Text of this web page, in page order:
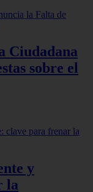
Ciudadana
sobre el
y
la